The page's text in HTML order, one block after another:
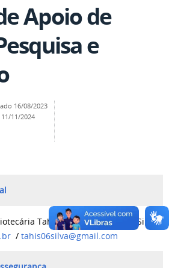
Apoio de
e
16/08/2023
11/11/2024
Tahis Virgínia Gomes da Silva –
/ tahis06silva@gmail.com